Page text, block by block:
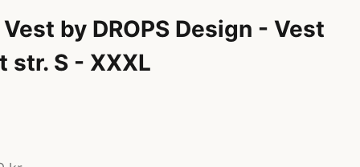
by DROPS Design - Vest
S - XXXL